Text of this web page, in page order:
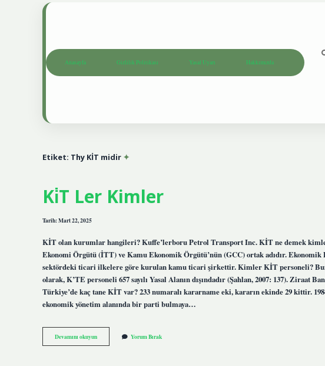
Anasayfa Gizlilik Politikası Yasal Uyarı Hakkımızda
Etiket: Thy KİT midir
Ki̇T Ler Kimler
Tarih: Mart 22, 2025
KİT olan kurumlar hangileri? Kuffe’lerboru Petrol Transport Inc. KİT ne demek
Ekonomi Örgütü (İTT) ve Kamu Ekonomik Örgütü’nün (GCC) ortak adıdır.
sektördeki ticari ilkelere göre kurulan kamu ticari şirkettir. Kimler KİT personeli?
olarak, K’TE personeli 657 sayılı Yasal Alanın dışındadır (Şahlan, 2007: 137). Ziraat
Türkiye’de kaç tane KİT var? 233 numaralı kararname eki, kararın ekinde 29 kittir.
ekonomik yönetim alanında bir parti bulmaya…
Devamını okuyunKi̇T
Ler
Yorum Bırak